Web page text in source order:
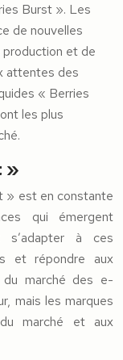
Burst ». Les
de nouvelles
production et de
attentes des
« Berries
les plus
»
» est en constante
qui émergent
s’adapter à ces
et répondre aux
du marché des e-
mais les marques
marché et aux